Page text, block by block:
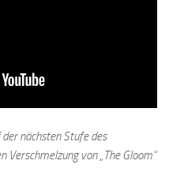
nächsten Stufe des
Verschmelzung von „The Gloom“